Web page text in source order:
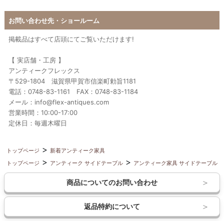
お問い合わせ先・ショールーム
掲載品はすべて店頭にてご覧いただけます!
【 実店舗・工房 】
アンティークフレックス
〒529-1804 滋賀県甲賀市信楽町勅旨1181
電話：0748-83-1161 FAX：0748-83-1184
メール：info@flex-antiques.com
営業時間：10:00-17:00
定休日：毎週木曜日
トップページ
新着アンティーク家具
トップページ
アンティーク サイドテーブル アンティーク家具 サイドテーブル
商品についてのお問い合わせ
返品特約について